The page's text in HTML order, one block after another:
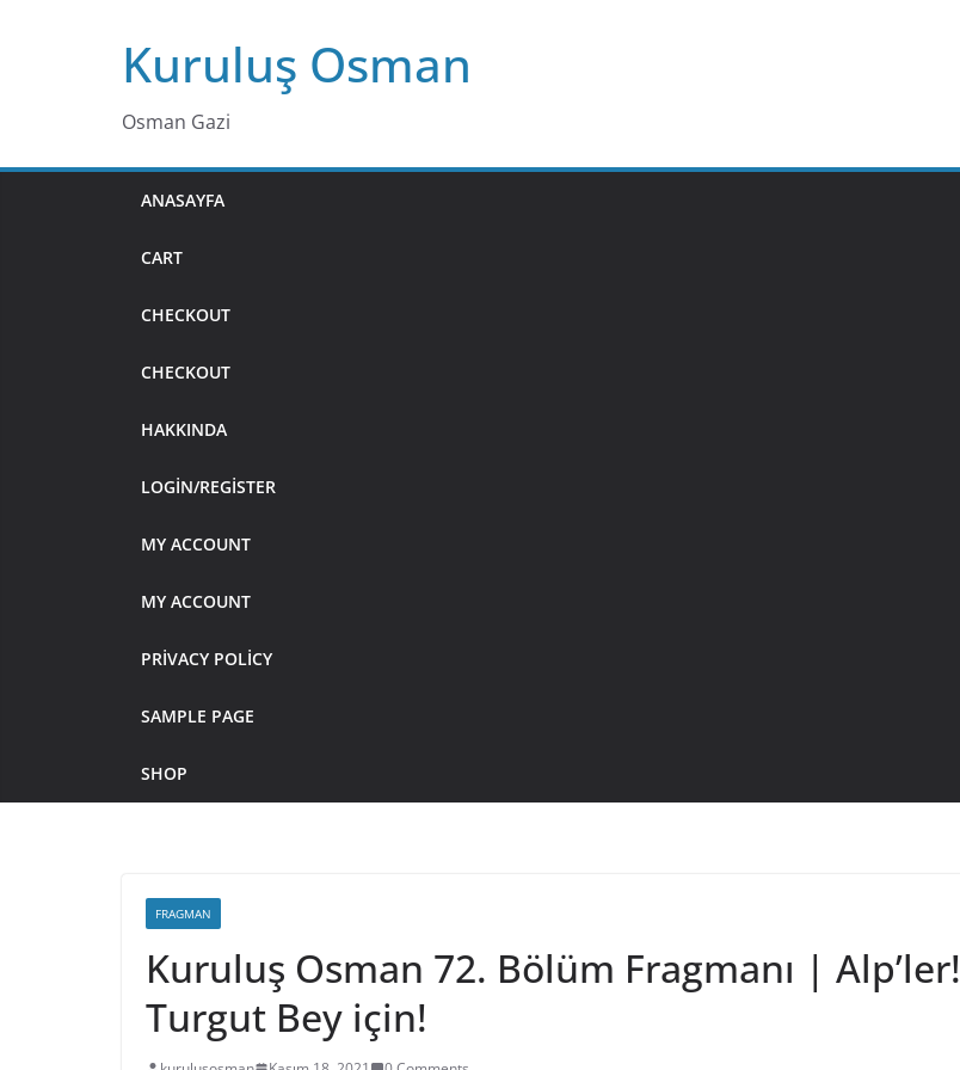
Kuruluş Osman
Osman Gazi
ANASAYFA
CART
CHECKOUT
CHECKOUT
HAKKINDA
LOGIN/REGISTER
MY ACCOUNT
MY ACCOUNT
PRIVACY POLICY
SAMPLE PAGE
SHOP
FRAGMAN
Kuruluş Osman 72. Bölüm Fragmanı | Alp’ler!
Turgut Bey için!